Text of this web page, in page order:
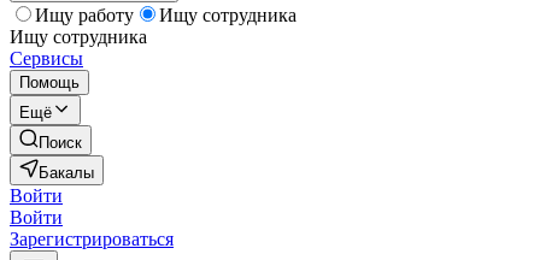
Ищу работу
Ищу сотрудника
Ищу сотрудника
Сервисы
Помощь
Ещё
Поиск
Бакалы
Войти
Войти
Зарегистрироваться